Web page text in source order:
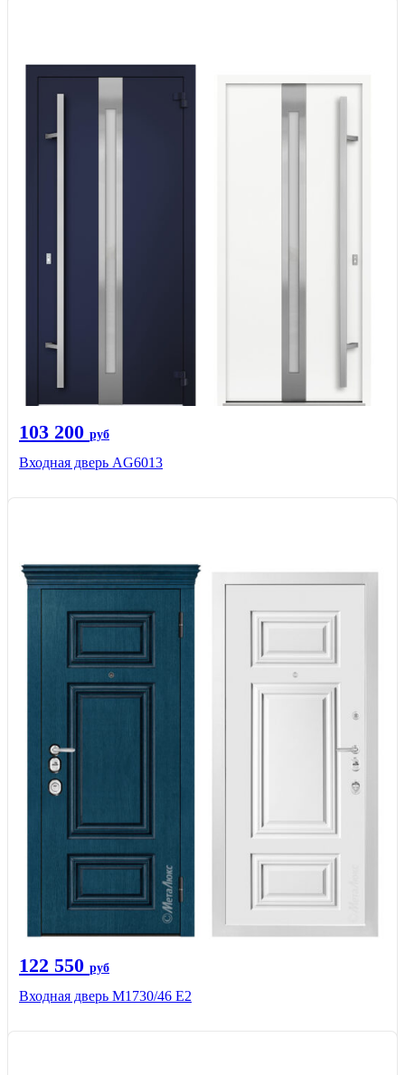
103 200 руб
Входная дверь AG6013
122 550 руб
Входная дверь М1730/46 Е2